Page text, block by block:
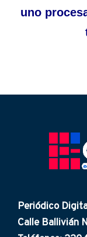
uno
Periódico
Calle Ballivián